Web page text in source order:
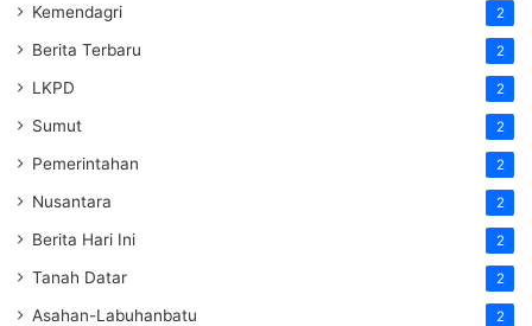
Kemendagri 2
Berita Terbaru 2
LKPD 2
Sumut 2
Pemerintahan 2
Nusantara 2
Berita Hari Ini 2
Tanah Datar 2
Asahan-Labuhanbatu 2